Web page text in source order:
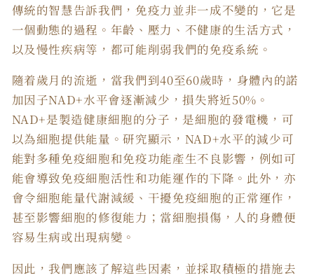
傳統的智慧告訴我們，免疫力並非一成不變的，它是
一個動態的過程。年齡、壓力、不健康的生活方式，
以及慢性疾病等，都可能削弱我們的免疫系統。
隨着歲月的流逝，當我們到40至60歲時，身體內的諾
加因子NAD+水平會逐漸減少，損失將近50%。
NAD+是製造健康細胞的分子，是細胞的發電機，可
以為細胞提供能量。研究顯示，NAD+水平的減少可
能對多種免疫細胞和免疫功能產生不良影響，例如可
能會導致免疫細胞活性和功能運作的下降。此外，亦
會令細胞能量代謝減緩、干擾免疫細胞的正常運作，
甚至影響細胞的修復能力；當細胞損傷，人的身體便
容易生病或出現病變。
因此，我們應該了解這些因素，並採取積極的措施去